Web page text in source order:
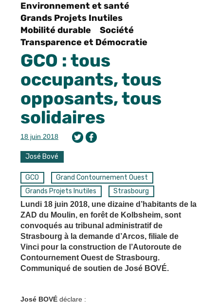
Environnement et santé
Grands Projets Inutiles
Mobilité durable
Société
Transparence et Démocratie
GCO : tous
occupants, tous
opposants, tous
solidaires
18 juin 2018
José Bové
GCO
Grand Contournement Ouest
Grands Projets Inutiles
Strasbourg
Lundi 18 juin 2018, une dizaine d’habitants de la
ZAD du Moulin, en forêt de Kolbsheim, sont
convoqués au tribunal administratif de
Strasbourg à la demande d’Arcos, filiale de
Vinci pour la construction de l’Autoroute de
Contournement Ouest de Strasbourg.
Communiqué de soutien de José BOVÉ.
José BOVÉ déclare :